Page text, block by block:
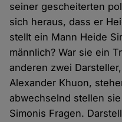
seiner gescheiterten
sich heraus, dass er
stellt ein Mann Heide
männlich? War sie ein
anderen zwei
Alexander Khuon,
abwechselnd stellen
Simonis Fragen.